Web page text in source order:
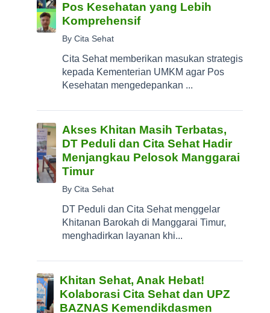
Pos Kesehatan yang Lebih
Komprehensif
By Cita Sehat
Cita Sehat memberikan masukan strategis
kepada Kementerian UMKM agar Pos
Kesehatan mengedepankan ...
Akses Khitan Masih Terbatas,
DT Peduli dan Cita Sehat Hadir
Menjangkau Pelosok Manggarai
Timur
By Cita Sehat
DT Peduli dan Cita Sehat menggelar
Khitanan Barokah di Manggarai Timur,
menghadirkan layanan khi...
Khitan Sehat, Anak Hebat!
Kolaborasi Cita Sehat dan UPZ
BAZNAS Kemendikdasmen